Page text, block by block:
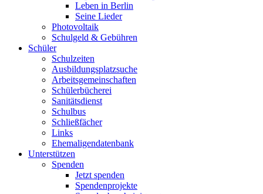
Leben in Berlin
Seine Lieder
Photovoltaik
Schulgeld & Gebühren
Schüler
Schulzeiten
Ausbildungsplatzsuche
Arbeitsgemeinschaften
Schülerbücherei
Sanitätsdienst
Schulbus
Schließfächer
Links
Ehemaligendatenbank
Unterstützen
Spenden
Jetzt spenden
Spendenprojekte